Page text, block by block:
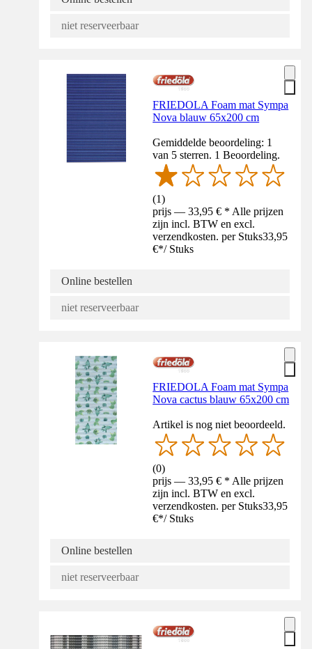
niet reserveerbaar
FRIEDOLA Foam mat Sympa
Nova blauw 65x200 cm
Gemiddelde beoordeling: 1
van 5 sterren. 1 Beoordeling.
(1)
prijs — 33,95 € * Alle prijzen
zijn incl. BTW en excl.
verzendkosten. per Stuks33,95
€*/ Stuks
Online bestellen
niet reserveerbaar
FRIEDOLA Foam mat Sympa
Nova cactus blauw 65x200 cm
Artikel is nog niet beoordeeld.
(0)
prijs — 33,95 € * Alle prijzen
zijn incl. BTW en excl.
verzendkosten. per Stuks33,95
€*/ Stuks
Online bestellen
niet reserveerbaar